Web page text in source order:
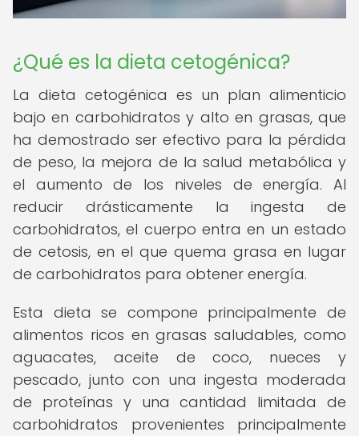
¿Qué es la dieta cetogénica?
La dieta cetogénica es un plan alimenticio
bajo en carbohidratos y alto en grasas, que
ha demostrado ser efectivo para la pérdida
de peso, la mejora de la salud metabólica y
el aumento de los niveles de energía. Al
reducir drásticamente la ingesta de
carbohidratos, el cuerpo entra en un estado
de cetosis, en el que quema grasa en lugar
de carbohidratos para obtener energía.
Esta dieta se compone principalmente de
alimentos ricos en grasas saludables, como
aguacates, aceite de coco, nueces y
pescado, junto con una ingesta moderada
de proteínas y una cantidad limitada de
carbohidratos provenientes principalmente